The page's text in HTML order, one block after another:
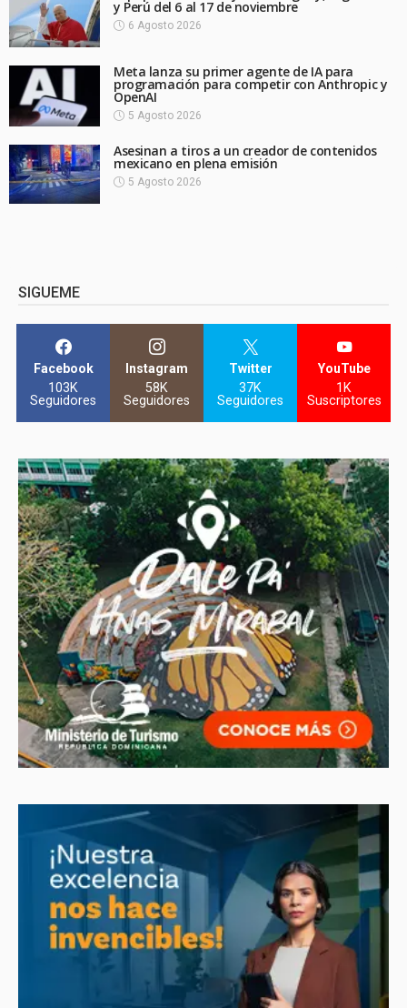
y Perú del 6 al 17 de noviembre
6 Agosto 2026
Meta lanza su primer agente de IA para
programación para competir con Anthropic y
OpenAI
5 Agosto 2026
Asesinan a tiros a un creador de contenidos
mexicano en plena emisión
5 Agosto 2026
SIGUEME
Facebook
103K
Seguidores
Instagram
58K
Seguidores
Twitter
37K
Seguidores
YouTube
1K
Suscriptores